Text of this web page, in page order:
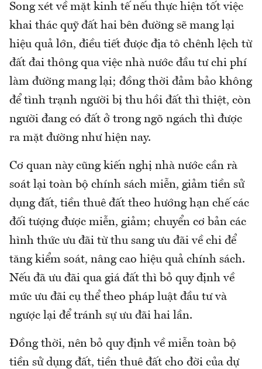
Song xét về mặt kinh tế nếu thực hiện tốt việc
khai thác quỹ đất hai bên đường sẽ mang lại
hiệu quả lớn, điều tiết được địa tô chênh lệch từ
đất đai thông qua việc nhà nước đầu tư chi phí
làm đường mang lại; đồng thời đảm bảo không
để tình trạnh người bị thu hồi đất thì thiệt, còn
người đang có đất ở trong ngõ ngách thì được
ra mặt đường như hiện nay.
Cơ quan này cũng kiến nghị nhà nước cần rà
soát lại toàn bộ chính sách miễn, giảm tiền sử
dụng đất, tiền thuê đất theo hướng hạn chế các
đối tượng được miễn, giảm; chuyển cơ bản các
hình thức ưu đãi từ thu sang ưu đãi về chi để
tăng kiểm soát, nâng cao hiệu quả chính sách.
Nếu đã ưu đãi qua giá đất thì bỏ quy định về
mức ưu đãi cụ thể theo pháp luật đầu tư và
ngược lại để tránh sự ưu đãi hai lần.
Đồng thời, nên bỏ quy định về miễn toàn bộ
tiền sử dụng đất, tiền thuê đất cho đời của dự